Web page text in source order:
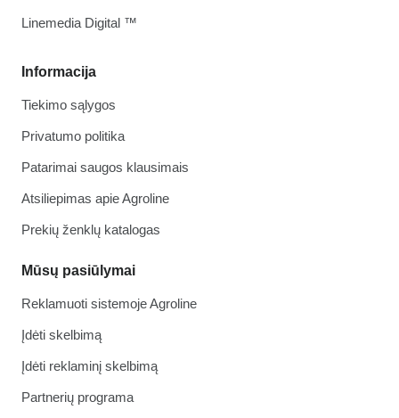
Informacija
Tiekimo sąlygos
Privatumo politika
Patarimai saugos klausimais
Atsiliepimas apie Agroline
Prekių ženklų katalogas
Mūsų pasiūlymai
Reklamuoti sistemoje Agroline
Įdėti skelbimą
Įdėti reklaminį skelbimą
Partnerių programa
Linemedia Digital ™